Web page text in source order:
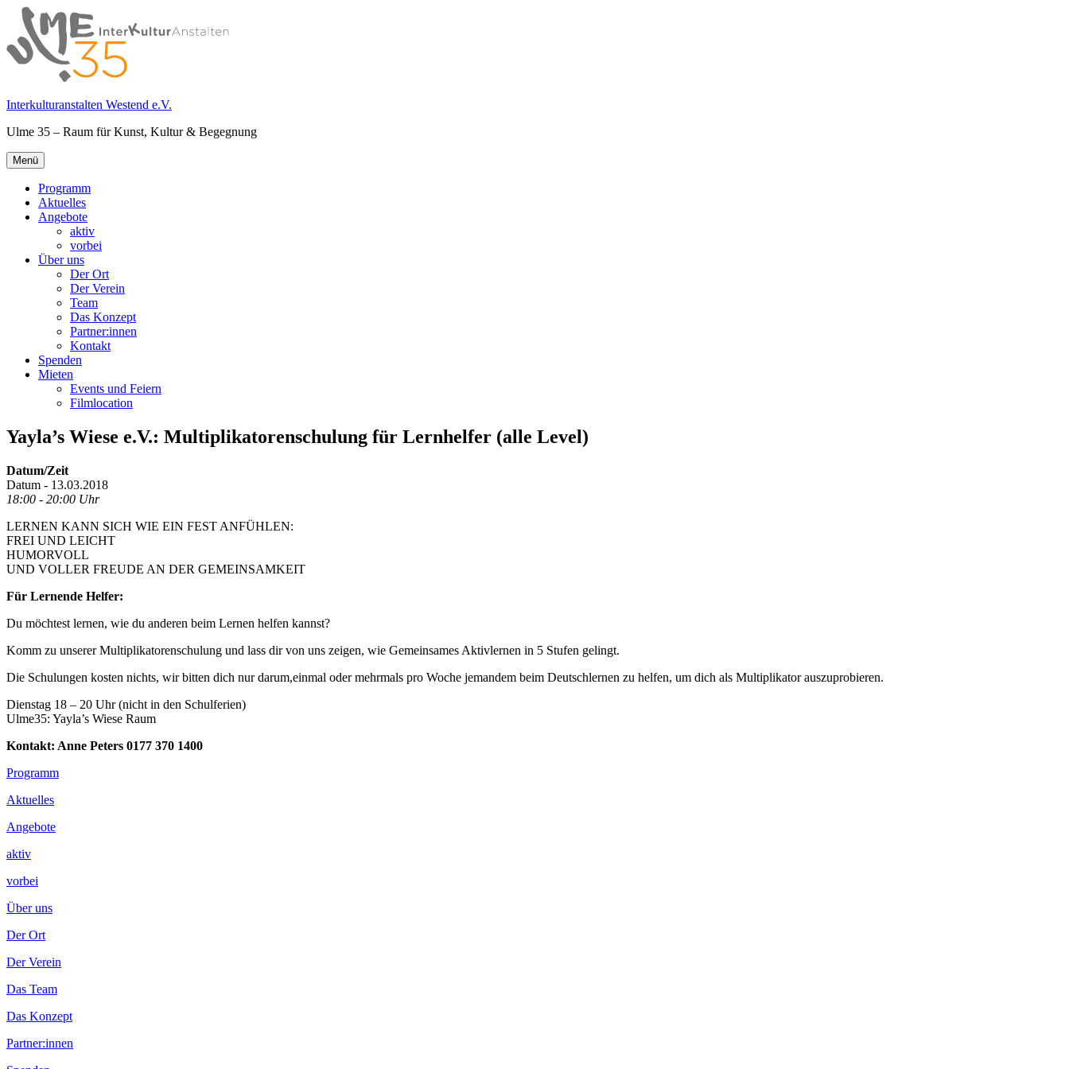
Springe
zum
Inhalt
Interkulturanstalten Westend e.V.
Ulme 35 – Raum für Kunst, Kultur & Begegnung
Primäres
Menü
Menü
Programm
Aktuelles
Angebote
aktiv
vorbei
Über uns
Der Ort
Der Verein
Team
Das Konzept
Partner:innen
Kontakt
Spenden
Mieten
Events und Feiern
Filmlocation
Yayla’s Wiese e.V.: Multiplikatorenschulung für Lernhelfer (alle Level)
Datum/Zeit
Datum - 13.03.2018
18:00 - 20:00 Uhr
LERNEN KANN SICH WIE EIN FEST ANFÜHLEN:
FREI UND LEICHT
HUMORVOLL
UND VOLLER FREUDE AN DER GEMEINSAMKEIT
Für Lernende Helfer:
Du möchtest lernen, wie du anderen beim Lernen helfen kannst?
Komm zu unserer Multiplikatorenschulung und lass dir von uns zeigen, wie Gemeinsames Aktivlernen in 5 Stufen gelingt.
Die Schulungen kosten nichts, wir bitten dich nur darum,einmal oder mehrmals pro Woche jemandem beim Deutschlernen zu helfen, um dich als Multiplikator auszuprobieren.
Dienstag 18 – 20 Uhr (nicht in den Schulferien)
Ulme35: Yayla’s Wiese Raum
Kontakt: Anne Peters 0177 370 1400
Footer
Inhalt
Programm
Aktuelles
Angebote
aktiv
vorbei
Über uns
Der Ort
Der Verein
Das Team
Das Konzept
Partner:innen